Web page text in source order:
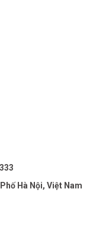
Hà Nội, Việt Nam